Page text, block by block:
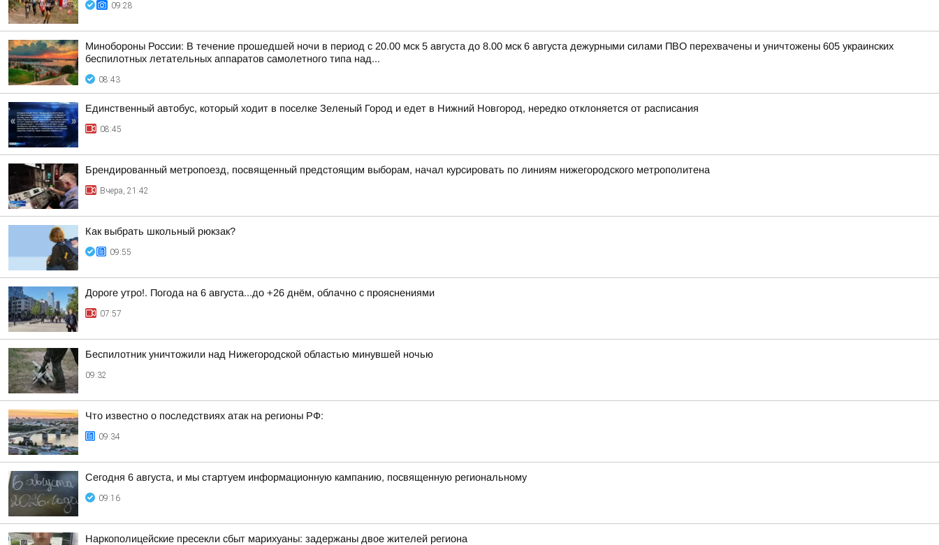
09:28
Минобороны России: В течение прошедшей ночи в период с 20.00 мск 5 августа до 8.00 мск 6 августа дежурными силами ПВО перехвачены и уничтожены 605 украинских
беспилотных летательных аппаратов самолетного типа над...
08:43
Единственный автобус, который ходит в поселке Зеленый Город и едет в Нижний Новгород, нередко отклоняется от расписания
08:45
Брендированный метропоезд, посвященный предстоящим выборам, начал курсировать по линиям нижегородского метрополитена
Вчера, 21:42
Как выбрать школьный рюкзак?
09:55
Дороге утро!. Погода на 6 августа...до +26 днём, облачно с прояснениями
07:57
Беспилотник уничтожили над Нижегородской областью минувшей ночью
09:32
Что известно о последствиях атак на регионы РФ:
09:34
Сегодня 6 августа, и мы стартуем информационную кампанию, посвященную региональному
09:16
Наркополицейские пресекли сбыт марихуаны: задержаны двое жителей региона